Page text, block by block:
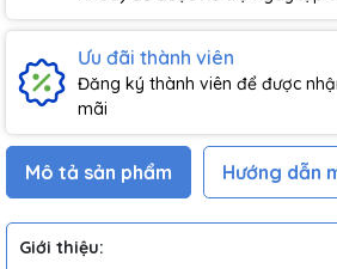
Ưu đãi thành viên
Đăng ký thành viên để được
mãi
Mô tả sản phẩm Hướng dẫn
Giới thiệu: